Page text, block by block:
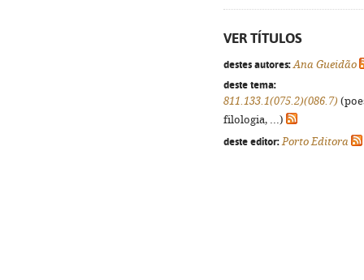
VER TÍTULOS
destes autores: Ana Gueidão
deste tema:
811.133.1(075.2)(086.7)
filologia, ...)
deste editor: Porto Editora